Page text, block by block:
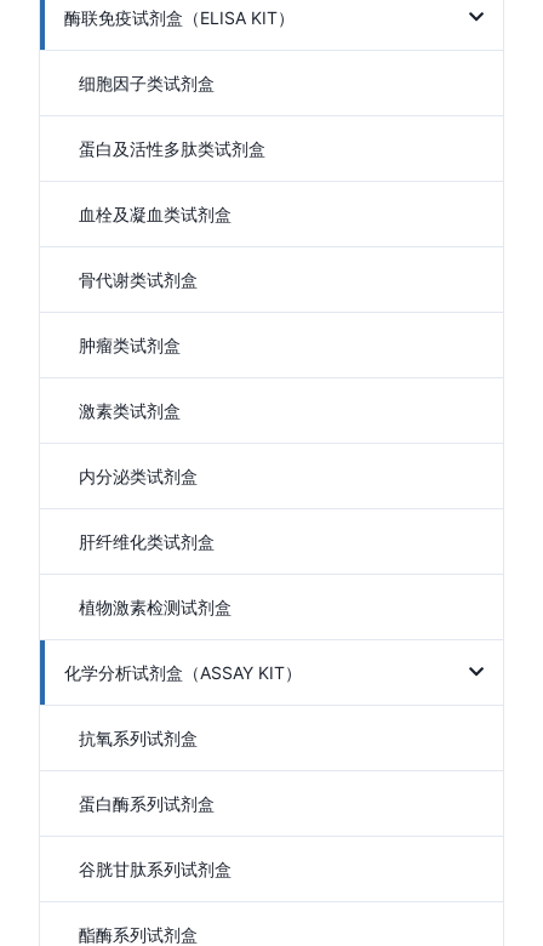
酶联免疫试剂盒（ELISA KIT）
细胞因子类试剂盒
蛋白及活性多肽类试剂盒
血栓及凝血类试剂盒
骨代谢类试剂盒
肿瘤类试剂盒
激素类试剂盒
内分泌类试剂盒
肝纤维化类试剂盒
植物激素检测试剂盒
化学分析试剂盒（ASSAY KIT）
抗氧系列试剂盒
蛋白酶系列试剂盒
谷胱甘肽系列试剂盒
酯酶系列试剂盒